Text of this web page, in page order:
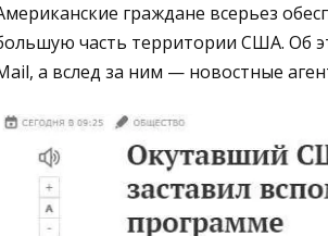
граждане всерьез
часть территории США. Об
а вслед за ним — новостные